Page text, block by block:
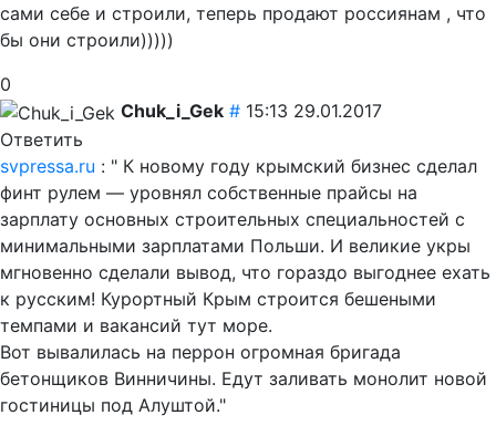
сами себе и строили, теперь продают россиянам , что
бы они строили)))))
0
Chuk_i_Gek # 15:13 29.01.2017
Ответить
svpressa.ru : " К новому году крымский бизнес сделал
финт рулем — уровнял собственные прайсы на
зарплату основных строительных специальностей с
минимальными зарплатами Польши. И великие укры
мгновенно сделали вывод, что гораздо выгоднее ехать
к русским! Курортный Крым строится бешеными
темпами и вакансий тут море.
Вот вывалилась на перрон огромная бригада
бетонщиков Винничины. Едут заливать монолит новой
гостиницы под Алуштой."